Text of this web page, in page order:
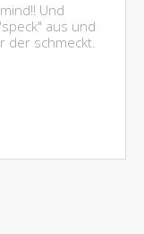
Und
aus und
der schmeckt.